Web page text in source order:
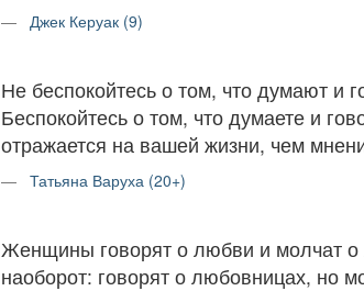
Джек Керуак (9)
Не беспокойтесь о том, что думают и
Беспокойтесь о том, что думаете и
отражается на вашей жизни, чем
Татьяна Варуха (20+)
Женщины говорят о любви и молчат
наоборот: говорят о любовницах, но